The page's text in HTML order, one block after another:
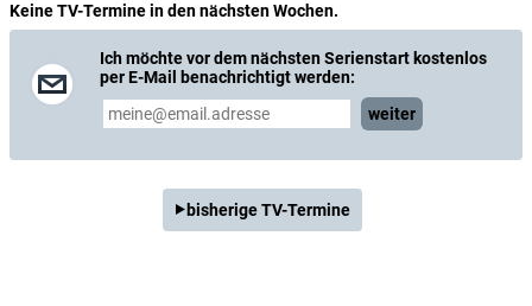
Keine TV-Termine in den nächsten Wochen.
Ich möchte vor dem nächsten Serienstart kostenlos
per E-Mail benachrichtigt werden:
weiter
bisherige TV-Termine